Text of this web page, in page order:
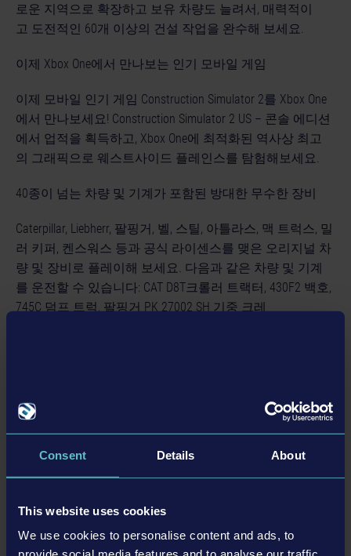
Consent Details About
This website uses cookies
We use cookies to personalise content and ads, to
로운 지역으로 확장하고 보유 차량도 늘려서, 매력적이
고 도전적인 60개 이상의 건설 작업을 완수해 보세요.
이제 Xbox One에서 만나보는 인기 모바일 게임
이제 모바일 인기 게임 Construction Simulator 2를 Xbox One
에서 만나보세요! Construction Simulator 2 US – 콘솔 에디션
에서 업적을 획득하고, Xbox One에 최적화된 역사상 최고
의 그래픽으로 웨스트사이드 플레인스를 탐험해보세요.
40종이 넘는 차량 및 기계가 포함된 방대한 무수한 장비
Caterpillar, Liebherr, 팔핑거, 벨, 스틸, 아틀라스, 맥 트럭스, 밀
러 키퍼, 켄스워스 등과 공식 라이센스를 맺은 오리지널 차
량 및 장비로 플레이해 보세요. 다음과 같은 차량 및 기계
를 운전할 수 있습니다: CAT D8T크롤러 트랙터, 430F2 백호,
745C 덤프 트럭, 팔핑거 PK 27002 SH 기중 크레
웨스트사이드 플레인스를 탐험하고, 60개 이상의 흥미로우
면서도 온 힘을 쏟아야 마칠 수 있는 건설 프로젝트를 완벽
히 해내세요. 노후도로 정비, 철도교 재건, 소소한 원예, 새
로운 주택 및 공업 건물 건설뿐만 아니라 제품과 장비 운
습니다.
나만의 회사를 설립한 후, 웨스트사이드 플레인스의 새로